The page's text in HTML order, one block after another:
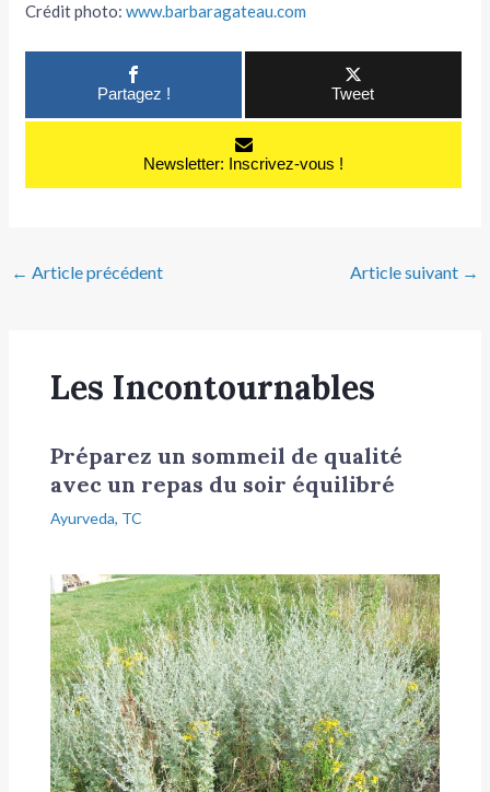
Crédit photo:www.barbaragateau.com
Partagez ! Tweet
Newsletter: Inscrivez-vous !
← Article précédent Article suivant →
Les Incontournables
Préparez un sommeil de qualité
avec un repas du soir équilibré
Ayurveda, TC